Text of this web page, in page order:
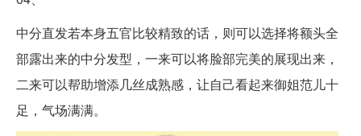
中分直发若本身五官比较精致的话，则可以选择将额头全
部露出来的中分发型，一来可以将脸部完美的展现出来，
二来可以帮助增添几丝成熟感，让自己看起来御姐范儿十
足，气场满满。